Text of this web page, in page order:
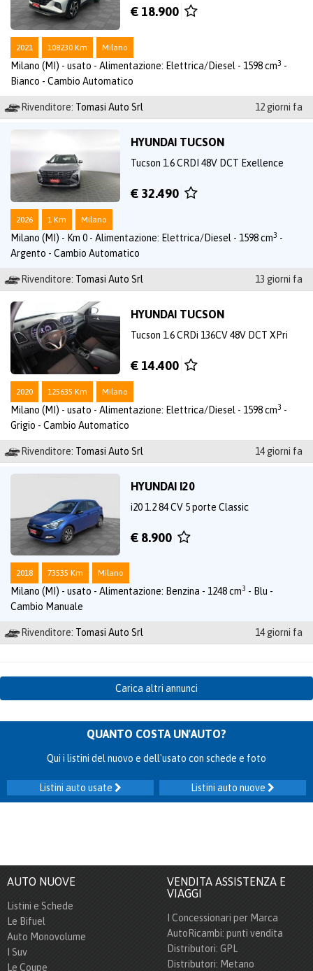
€ 18.900
2021 108230 Km Milano
Milano (MI) - usato - Alimentazione: Elettrica/Diesel - 1598 cm3 -
Bianco - Cambio Automatico
Rivenditore: Tomasi Auto Srl 12 giorni fa
HYUNDAI TUCSON
Tucson 1.6 CRDI 48V DCT Exellence
€ 32.490
2026 1 Km Milano
Milano (MI) - Km 0 - Alimentazione: Elettrica/Diesel - 1598 cm3 -
Argento - Cambio Automatico
Rivenditore: Tomasi Auto Srl 13 giorni fa
HYUNDAI TUCSON
Tucson 1.6 CRDi 136CV 48V DCT XPri
€ 14.400
2020 125635 Km Milano
Milano (MI) - usato - Alimentazione: Elettrica/Diesel - 1598 cm3 -
Grigio - Cambio Automatico
Rivenditore: Tomasi Auto Srl 14 giorni fa
HYUNDAI I20
i20 1.2 84 CV 5 porte Classic
€ 8.900
2018 73535 Km Milano
Milano (MI) - usato - Alimentazione: Benzina - 1248 cm3 - Blu -
Cambio Manuale
Rivenditore: Tomasi Auto Srl 14 giorni fa
Carica altri annunci
QUANTO COSTA UN'AUTO?
Qui i listini del nuovo e dell'usato con schede e foto
Listini auto nuove
Listini auto usate
AUTO NUOVE
Listini e Schede
Le Bifuel
Auto Monovolume
I Suv
Le Coupe
VENDITA ASSISTENZA E
VIAGGI
I Concessionari per Marca
AutoRicambi: punti vendita
Distributori: GPL
Distributori: Metano